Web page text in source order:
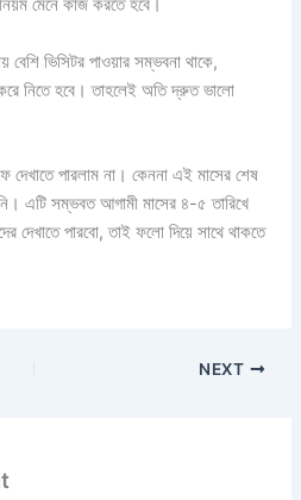
মেনে কাজ করতে হবে।
ভিসিটর পাওয়ার সম্ভবনা থাকে,
নিতে হবে। তাহলেই অতি দ্রুত ভালো
পারলাম না। কেননা এই মাসের শেষ
এটি সম্ভবত আগামী মাসের ৪-৫ তারিখে
দেখাতে পারবো, তাই ফলো দিয়ে সাথে থাকতে
NEXT